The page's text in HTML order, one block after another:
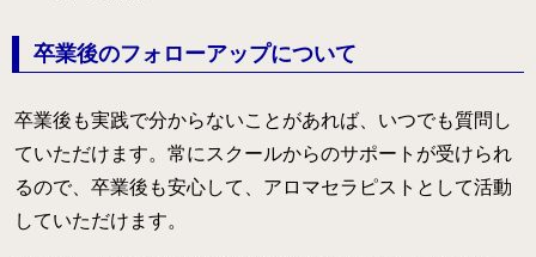
卒業後のフォローアップについて
卒業後も実践で分からないことがあれば、いつでも質問し
ていただけます。常にスクールからのサポートが受けられ
るので、卒業後も安心して、アロマセラピストとして活動
していただけます。